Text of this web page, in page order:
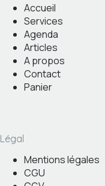
Accueil
Services
Agenda
Articles
A propos
Contact
Panier
Légal
Mentions légales
CGU